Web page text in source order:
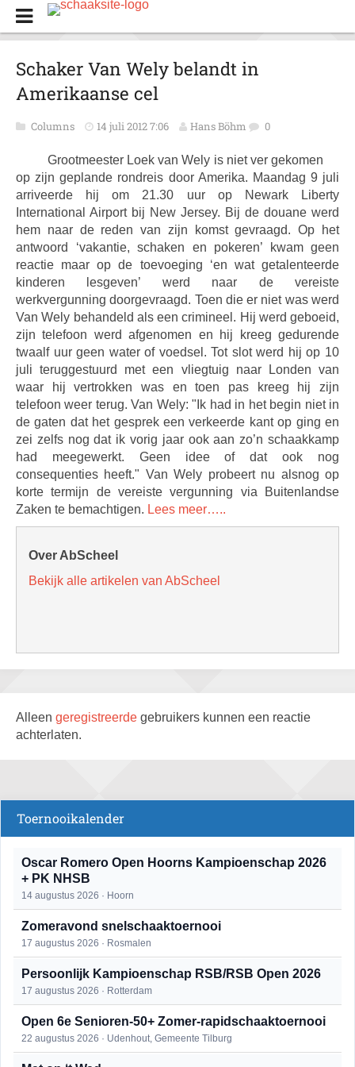
Schaker Van Wely belandt in
Amerikaanse cel
Columns 14 juli 2012 7:06 Hans Böhm 0
Grootmeester Loek van Wely is niet ver gekomen
op zijn geplande rondreis door Amerika. Maandag 9 juli
arriveerde hij om 21.30 uur op Newark Liberty
International Airport bij New Jersey. Bij de douane werd
hem naar de reden van zijn komst gevraagd. Op het
antwoord ‘vakantie, schaken en pokeren’ kwam geen
reactie maar op de toevoeging ‘en wat getalenteerde
kinderen lesgeven’ werd naar de vereiste
werkvergunning doorgevraagd. Toen die er niet was werd
Van Wely behandeld als een crimineel. Hij werd geboeid,
zijn telefoon werd afgenomen en hij kreeg gedurende
twaalf uur geen water of voedsel. Tot slot werd hij op 10
juli teruggestuurd met een vliegtuig naar Londen van
waar hij vertrokken was en toen pas kreeg hij zijn
telefoon weer terug. Van Wely: "Ik had in het begin niet in
de gaten dat het gesprek een verkeerde kant op ging en
zei zelfs nog dat ik vorig jaar ook aan zo’n schaakkamp
had meegewerkt. Geen idee of dat ook nog
consequenties heeft." Van Wely probeert nu alsnog op
korte termijn de vereiste vergunning via Buitenlandse
Zaken te bemachtigen. Lees meer…..
Over AbScheel
Bekijk alle artikelen van AbScheel
Alleen geregistreerde gebruikers kunnen een reactie
achterlaten.
Toernooikalender
Oscar Romero Open Hoorns Kampioenschap 2026
+ PK NHSB
14 augustus 2026 · Hoorn
Zomeravond snelschaaktoernooi
17 augustus 2026 · Rosmalen
Persoonlijk Kampioenschap RSB/RSB Open 2026
17 augustus 2026 · Rotterdam
Open 6e Senioren-50+ Zomer-rapidschaaktoernooi
22 augustus 2026 · Udenhout, Gemeente Tilburg